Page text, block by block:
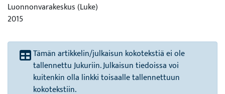
Luonnonvarakeskus (Luke)
2015
Tämän artikkelin/julkaisun kokotekstiä ei ole
tallennettu Jukuriin. Julkaisun tiedoissa voi
kuitenkin olla linkki toisaalle tallennettuun
kokotekstiin.